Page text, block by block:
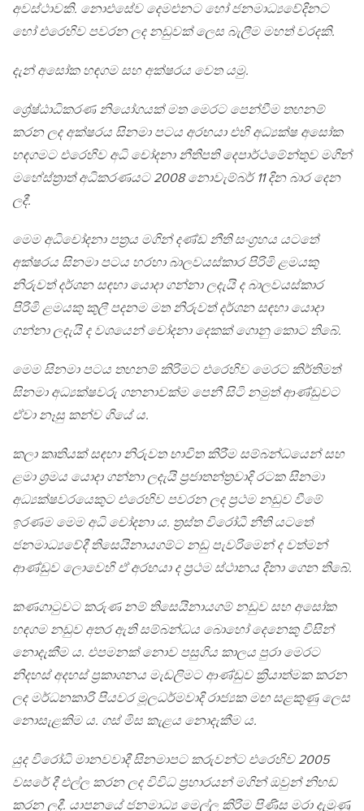
අවස්ථාවකි. නොඑසේව දෙමළුනට හෝ ජනමාධ්‍යවේදිනට
හෝ එරෙහිව පවරන ලද නඩුවක් ලෙස බැලීම මහත් වරදකි.
දැන් අසෝක හඳගම සහ අක්ෂරය වෙත යමු.
ශ්‍රේෂ්ඨාධිකරණ නියෝගයක් මත මෙරට පෙන්වීම තහනම්
කරන ලද අක්ෂරය සිනමා පටය අරභයා එහි අධ්‍යක්ෂ අසෝක
හඳගමට එරෙහිව අධි චෝදනා නීතිපති දෙපාර්ථමේන්තුව මගින්
මහේස්ත්‍රාත් අධිකරණයට 2008 නොවැම්බර් 11 දින බාර දෙන
ලදී.
මෙම අධිචෝදනා පත්‍රය මගින් දණ්ඩ නීති සංග්‍රහය යටතේ
අක්ෂරය සිනමා පටය හරහා බාලවයස්කාර පිරිමි ළමයකු
නිරුවත් දර්ශන සඳහා යොදා ගන්නා ලදැයි ද බාලවයස්කාර
පිරිමි ළමයකු කුලී පදනම මත නිරුවත් දර්ශන සඳහා යොදා
ගන්නා ලදැයි ද වශයෙන් චෝදනා දෙකක් ගොනු කොට තිබේ.
මෙම සිනමා පටය තහනම් කිරිමට එරෙහිව මෙරට කිර්තිමත්
සිනමා අධ්‍යක්ෂවරු ගනනාවක්ම පෙනී සිටි නමුත් ආණ්ඩුවට
ඒවා නෑසු කන්ව ගියේ ය.
කලා කෘතියක් සඳහා නිරුවත භාවිත කිරීම සම්බන්ධයෙන් සහ
ළමා ශ්‍රමය යොදා ගන්නා ලදැයි ප්‍රජාතන්ත්‍රවාදි රටක සිනමා
අධ්‍යක්ෂවරයෙකුට එරෙහිව පවරන ලද ප්‍රථම නඩුව වීමේ
ඉරණම මෙම අධි චෝදනා ය. ත්‍රස්ත විරෝධී නීති යටතේ
ජනමාධ්‍යවේදී තිසෙයිනායගම්ට නඩු පැවරිමෙන් ද වත්මන්
ආණ්ඩුව ලොවෙහි ඒ අරභයා ද ප්‍රථම ස්ථානය දිනා ගෙන තිබේ.
කණගාටුවට කරුණ නම් තිසෙයිනායගම් නඩුව සහ අසෝක
හඳගම නඩුව අතර ඇති සම්බන්ධය බොහෝ දෙනෙකු විසින්
නොදැකීම ය. එපමනක් නොව පසුගිය කාලය පුරා මෙරට
නිදහස් අදහස් ප්‍රකාශනය මැඩලිමට ආණ්ඩුව ක්‍රියාත්මක කරන
ලද මර්ධනකාරි පියවර මූලධර්මවාදි රාජ්‍යක මඟ සළකුණු ලෙස
නොසැළකිම ය. ගස් මිස කැළය නොදැකීම ය.
යුද විරෝධි මානවවාදී සිනමාපට කරුවන්ට එරෙහිව 2005
වසරේ දී එල්ල කරන ලද විවිධ ප්‍රහාරයන් මගින් ඔවුන් නිහඩ
කරන ලදී. යාපනයේ ජනමාධ්‍ය මෙල්ල කිරිම පිණිස මරා දැමුණු